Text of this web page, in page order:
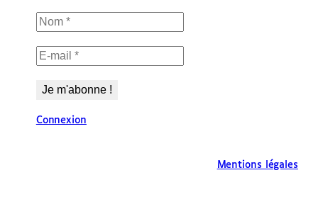
Connexion
Mentions légales